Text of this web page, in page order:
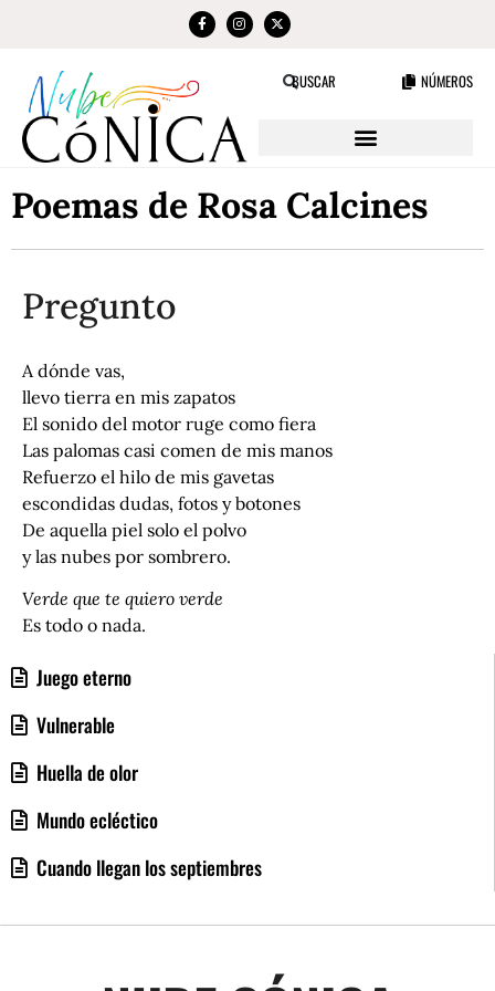
BUSCAR NÚMEROS
Poemas de Rosa Calcines
Juego eterno
Vulnerable
Huella de olor
Mundo ecléctico
Cuando llegan los septiembres
Pregunto
A dónde vas,
llevo tierra en mis zapatos
El sonido del motor ruge como fiera
Las palomas casi comen de mis manos
Refuerzo el hilo de mis gavetas
escondidas dudas, fotos y botones
De aquella piel solo el polvo
y las nubes por sombrero.
Verde que te quiero verde
Es todo o nada.